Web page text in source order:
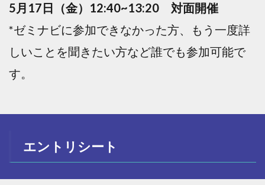
5月17日（金）12:40~13:20 対面開催
*ゼミナビに参加できなかった方、もう一度詳
しいことを聞きたい方など誰でも参加可能で
す。
エントリシート